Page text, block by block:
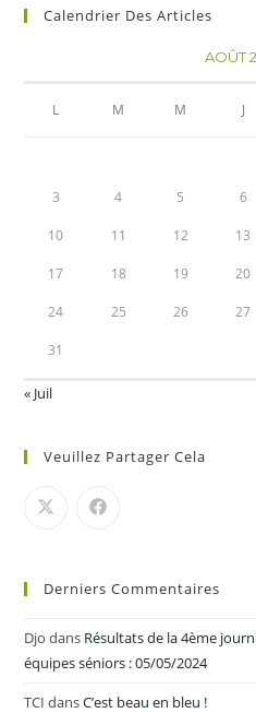
Calendrier Des Articles
AOÛT
L M M J
3 4 5 6
10 11 12 13
17 18 19 20
24 25 26 27
31
« Juil
Veuillez Partager Cela
Derniers Commentaires
Djo dans Résultats de la 4ème
équipes séniors : 05/05/2024
TCI dansC’est beau en bleu !